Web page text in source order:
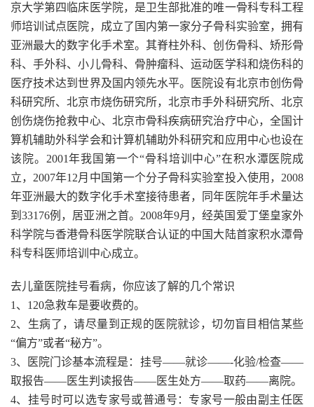
京大学第四临床医学院，是卫生部批准的唯一骨科专科工程
师培训试点医院，成立了国内第一家分子骨科实验室，拥有
亚洲最大的数字化手术室。其脊柱外科、创伤骨科、矫形骨
科、手外科、小儿骨科、骨肿瘤科、运动医学科和烧伤科的
医疗技术达到世界及国内领先水平。医院设有北京市创伤骨
科研究所、北京市烧伤研究所，北京市手外科研究所、北京
创伤烧伤抢救中心、北京市骨科疾病研究治疗中心，全国计
算机辅助外科学会和计算机辅助外科研究和应用中心也设在
该院。2001年我国第一个“骨科培训中心”在积水潭医院成
立，2007年12月中国第一个分子骨科实验室投入使用，2008
年亚洲最大的数字化手术室接待患者，同年医院年手术量达
到33176例，居亚洲之首。2008年9月，经英国爱丁堡皇家外
科学院与香港骨科医学院联合认证的中国大陆首家积水潭骨
科专科医师培训中心成立。
去儿童医院挂号看病，你应该了解的几个常识
1、120急救车是要收费的。
2、生病了，请尽量到正规的医院就诊，切勿盲目相信某些
“偏方”或者“秘方”。
3、医院门诊基本流程是：挂号——就诊——-化验/检查——
取报告——医生判读报告——医生处方——取药——离院。
4、挂号时可以选专家号或普通号：专家号一般由副主任医